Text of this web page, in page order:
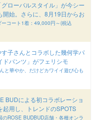
ローバルスタイル」が今シー
開始。さらに、8月19日からお
ーコート1着：49,000円～(税込
子さんとコラボした幾何学パ
ドパンツ」がフェリシモ
と華やか、だけどカワイイ遊び心も
BUDによる初コラボレーショ
用し、トレンドのSPOTS
のROSE BUDBUD店舗・各種オンラ